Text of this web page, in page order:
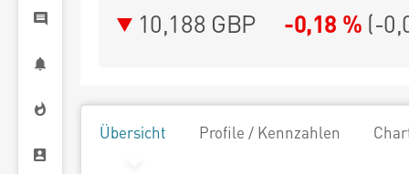
10,188 GBP -0,18 % (-
Übersicht Profile / Kennzahlen